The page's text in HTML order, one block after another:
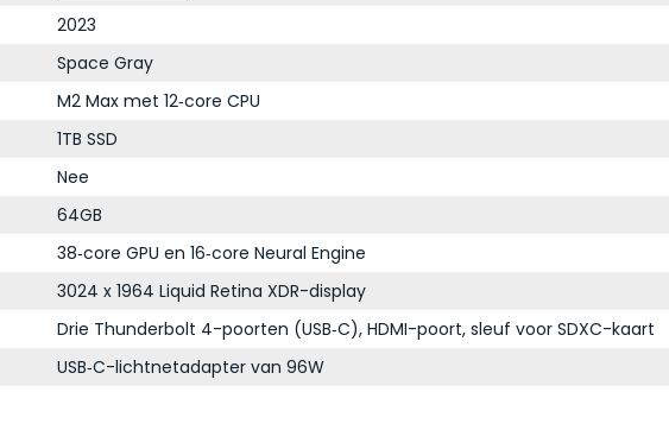
2023
Space Gray
M2 Max met 12‑core CPU
1TB SSD
Nee
64GB
38‑core GPU en 16‑core Neural Engine
3024 x 1964 Liquid Retina XDR-display
Drie Thunderbolt 4-poorten (USB‑C), HDMI-poort, sleuf voor SDXC-kaart
USB‑C-lichtnetadapter van 96W